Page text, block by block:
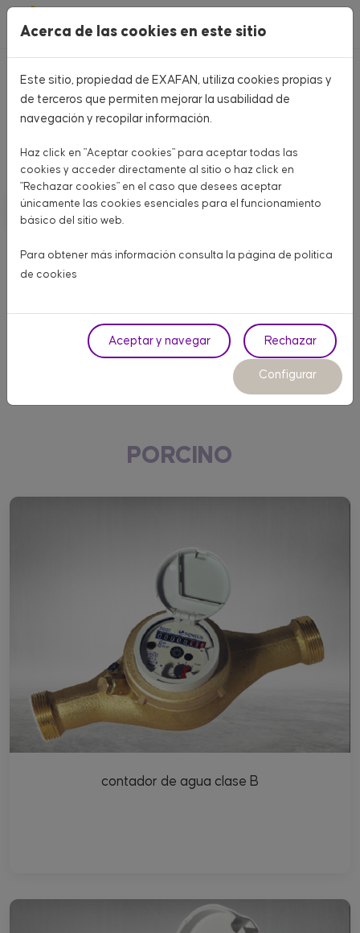
Pasar al contenido principal
Home CATÁLOGO PRODUCTOS
CATÁLOGO PRODUCTOS
Aquí encontrarás todo lo que necesitas para tu granja
AVÍCOLA PUESTA
OTROS ANIMALES
PORCINO
contador de agua clase B
Acerca de las cookies en este sitio
Este sitio, propiedad de EXAFAN, utiliza cookies propias y
de terceros que permiten mejorar la usabilidad de
navegación y recopilar información.
Haz click en "Aceptar cookies" para aceptar todas las
cookies y acceder directamente al sitio o haz click en
"Rechazar cookies" en el caso que desees aceptar
únicamente las cookies esenciales para el funcionamiento
básico del sitio web.
Para obtener más información consulta la página de política
de cookies
Aceptar y navegar Rechazar
Configurar